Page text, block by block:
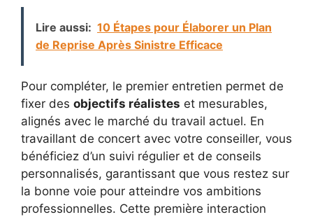
Lire aussi: 10 Étapes pour Élaborer un Plan
de Reprise Après Sinistre Efficace
Pour compléter, le premier entretien permet de
fixer des objectifs réalistes et mesurables,
alignés avec le marché du travail actuel. En
travaillant de concert avec votre conseiller, vous
bénéficiez d’un suivi régulier et de conseils
personnalisés, garantissant que vous restez sur
la bonne voie pour atteindre vos ambitions
professionnelles. Cette première interaction